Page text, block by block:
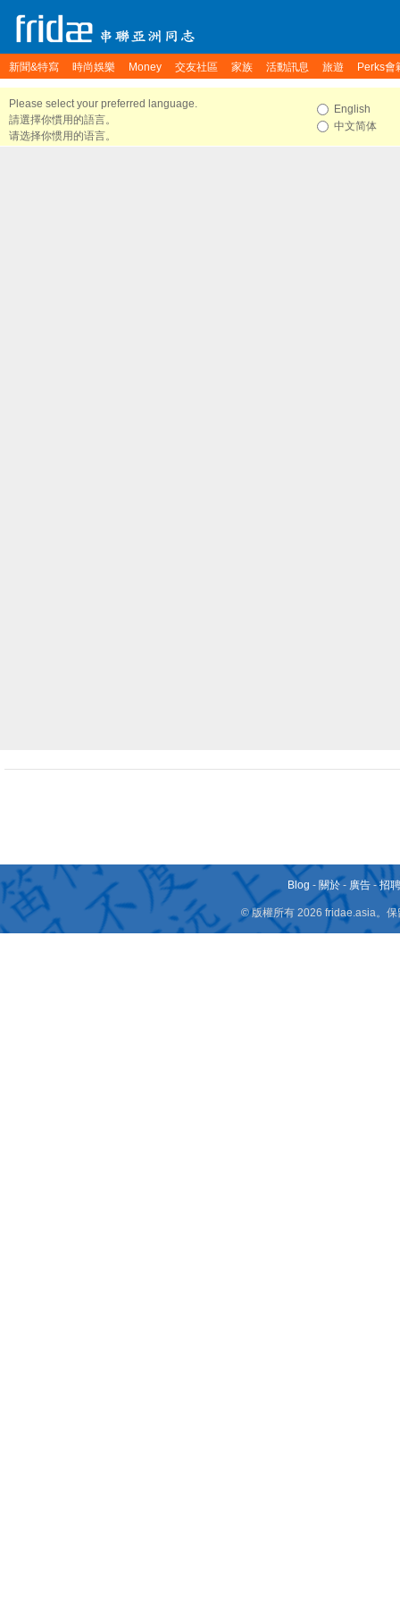
新聞&特寫 時尚娛樂 Money 交友社區 家族 活動訊息 旅遊 Perks會
Please select your preferred language.
請選擇你慣用的語言。
请选择你惯用的语言。
English
中文简体
Blog - 關於 - 廣告 -招
© 版權所有 2026 fridae.asia。